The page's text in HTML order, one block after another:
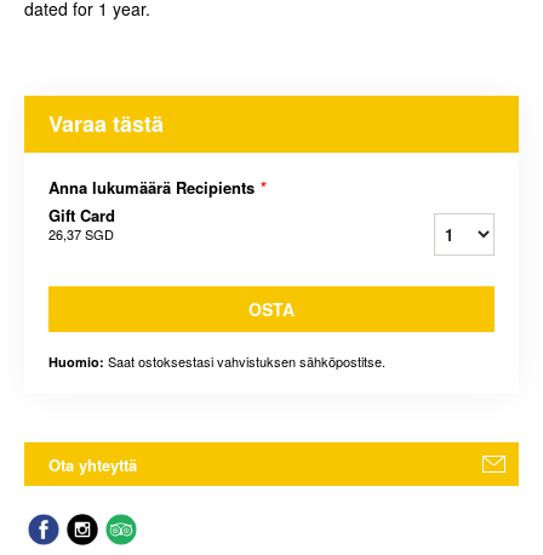
dated for 1 year.
Varaa tästä
Anna lukumäärä Recipients *
Gift Card
26,37 SGD
OSTA
Huomio: Saat ostoksestasi vahvistuksen sähköpostitse.
Ota yhteyttä